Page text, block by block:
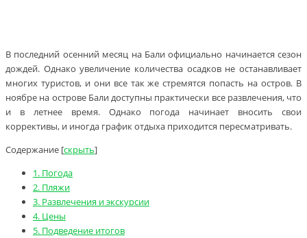
В последний осенний месяц на Бали официально начинается сезон
дождей. Однако увеличение количества осадков не останавливает
многих туристов, и они все так же стремятся попасть на остров. В
ноябре на острове Бали доступны практически все развлечения, что
и в летнее время. Однако погода начинает вносить свои
коррективы, и иногда график отдыха приходится пересматривать.
Содержание [скрыть]
1. Погода
2. Пляжи
3. Развлечения и экскурсии
4. Цены
5. Подведение итогов